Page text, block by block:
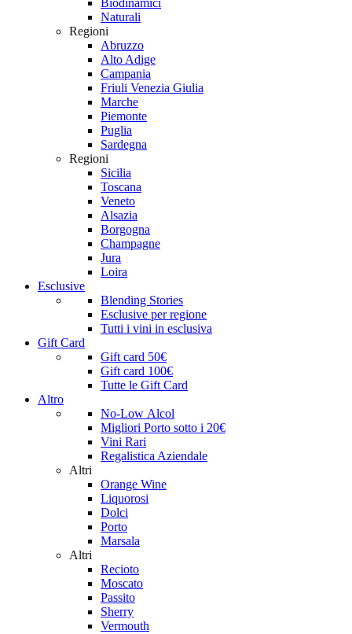
Biodinamici
Naturali
Regioni
Abruzzo
Alto Adige
Campania
Friuli Venezia Giulia
Marche
Piemonte
Puglia
Sardegna
Regioni
Sicilia
Toscana
Veneto
Alsazia
Borgogna
Champagne
Jura
Loira
Esclusive
Blending Stories
Esclusive per regione
Tutti i vini in esclusiva
Gift Card
Gift card 50€
Gift card 100€
Tutte le Gift Card
Altro
No-Low Alcol
Migliori Porto sotto i 20€
Vini Rari
Regalistica Aziendale
Altri
Orange Wine
Liquorosi
Dolci
Porto
Marsala
Altri
Recioto
Moscato
Passito
Sherry
Vermouth